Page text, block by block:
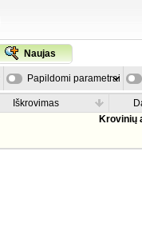
Naujas
Papildomi parametrai
Iškrovimas
Krovinių